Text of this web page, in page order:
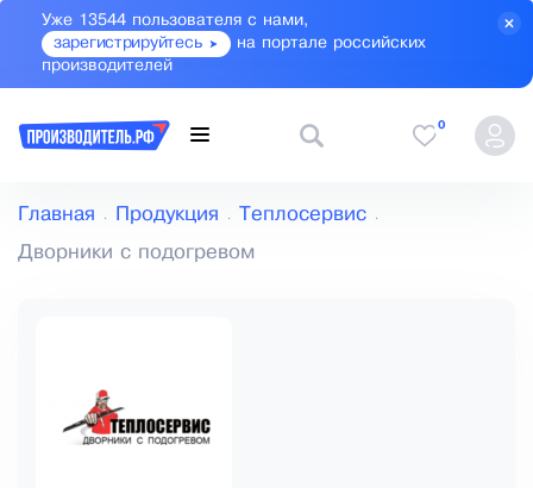
Уже 13544 пользователя с нами,
зарегистрируйтесь
на портале российских
производителей
0
Главная Продукция Теплосервис
Дворники с подогревом